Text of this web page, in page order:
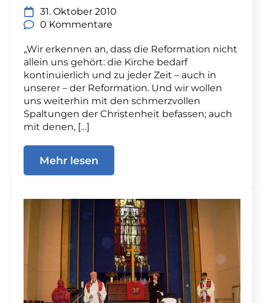
31. Oktober 2010
0 Kommentare
„Wir erkennen an, dass die Reformation nicht
allein uns gehört: die Kirche bedarf
kontinuierlich und zu jeder Zeit – auch in
unserer – der Reformation. Und wir wollen
uns weiterhin mit den schmerzvollen
Spaltungen der Christenheit befassen; auch
mit denen, […]
Mehr lesen